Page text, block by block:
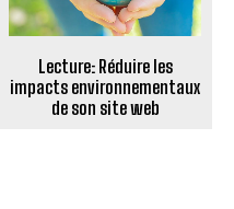
Lecture: Réduire les
impacts environnementaux
de son site web